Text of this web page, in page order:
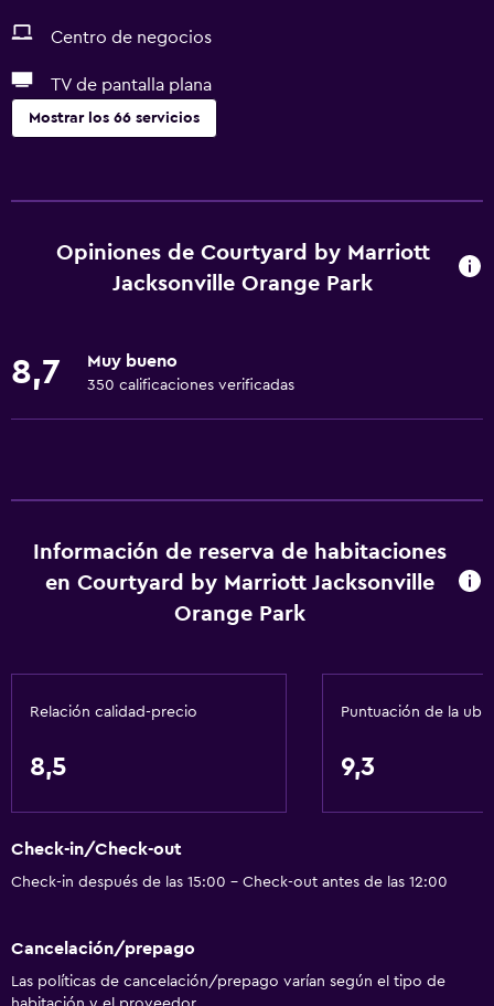
Centro de negocios
TV de pantalla plana
Mostrar los 66 servicios
Wifi gratis
Ropa de cama
Champú
Alarma de humo
Papeleras
Acondicionador
Cajero automático/banco
Centro de negocios
Acceso con tarjeta
Check-out exprés
Opiniones de Courtyard by Marriott
Jacksonville Orange Park
8,7 Muy bueno
350 calificaciones verificadas
Información de reserva de habitaciones
en Courtyard by Marriott Jacksonville
Orange Park
Relación calidad-precio
8,5
Puntuación de la
9,3
Check-in/Check-out
Check-in después de las 15:00 - Check-out antes de las 12:00
Cancelación/prepago
Las políticas de cancelación/prepago varían según el tipo de